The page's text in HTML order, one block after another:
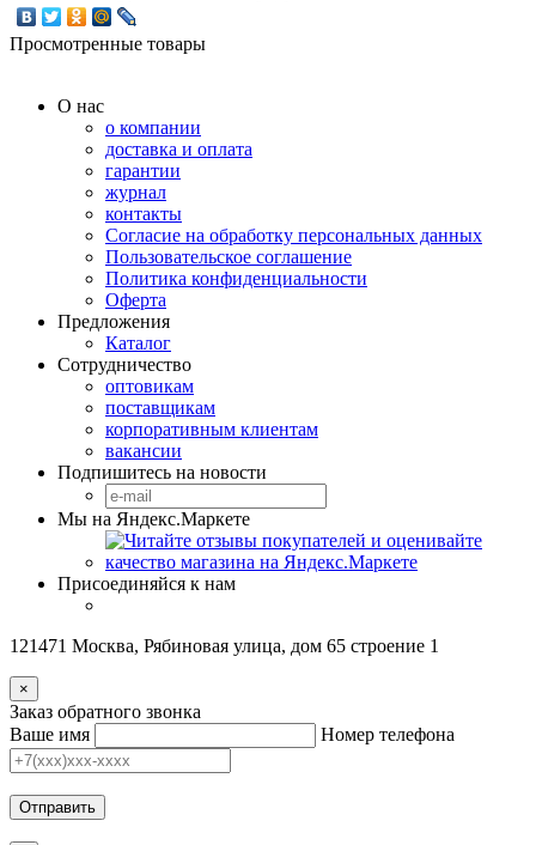
Просмотренные товары
О нас
о компании
доставка и оплата
гарантии
журнал
контакты
Согласие на обработку персональных данных
Пользовательское соглашение
Политика конфиденциальности
Оферта
Предложения
Каталог
Сотрудничество
оптовикам
поставщикам
корпоративным клиентам
вакансии
Подпишитесь на новости
Мы на Яндекс.Маркете
Присоединяйся к нам
121471 Москва, Рябиновая улица, дом 65 строение 1
×
Заказ обратного звонка
Ваше имя
Номер телефона
Отправить